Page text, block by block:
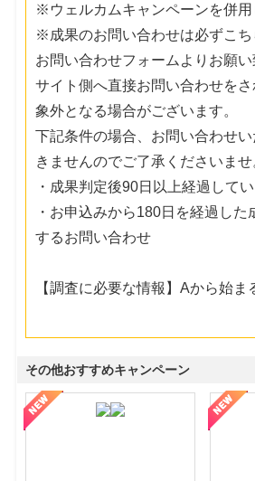
※ウェルカムキャンペーンを併用
※成果のお問い合わせは必ずこ
お問い合わせフォームよりお願
サイト側へ直接お問い合わせを
象外となる場合がございます。
下記条件の場合、お問い合わせ
きませんのでご了承くださいませ
・成果判定後90日以上経過して
・お申込みから180日を経過した
するお問い合わせ
【調査に必要な情報】Aから始ま
その他おすすめキャンペーン